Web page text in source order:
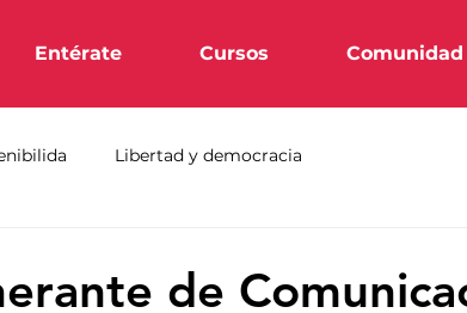
Entérate Cursos Comunidad
Libertad y democracia
de